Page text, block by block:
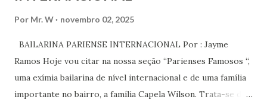
Por Mr. W novembro 02, 2025
BAILARINA PARIENSE INTERNACIONAL Por : Jayme
Ramos Hoje vou citar na nossa seção “Parienses Famosos “,
uma exímia bailarina de nível internacional e de uma família
importante no bairro, a família Capela Wilson. Trata-se da